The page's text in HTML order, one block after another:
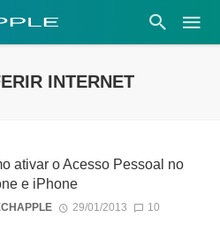
INTERNET
ativar o Acesso Pessoal no
e iPhone
29/01/2013 10